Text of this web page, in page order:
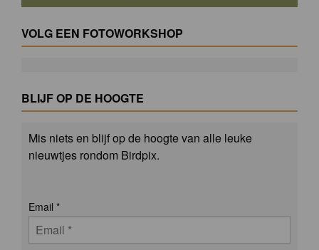
VOLG EEN FOTOWORKSHOP
BLIJF OP DE HOOGTE
Mis niets en blijf op de hoogte van alle leuke
nieuwtjes rondom Birdpix.
Email *